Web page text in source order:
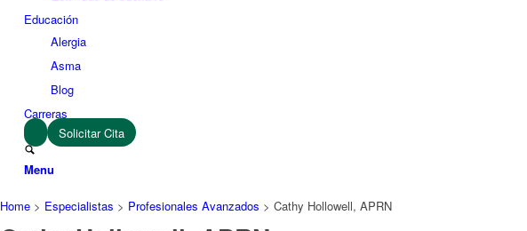
Educación
Alergia
Asma
Blog
Carreras
Solicitar Cita
Menu
Home > Especialistas > Profesionales Avanzados > Cathy Hollowell, APRN